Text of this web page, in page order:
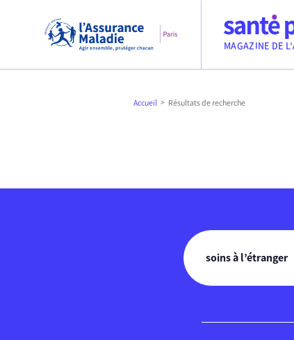
Sécurité sociale, l’Assurance Maladie, Paris
MAGAZINE DE
Accueil Résultats de recherche